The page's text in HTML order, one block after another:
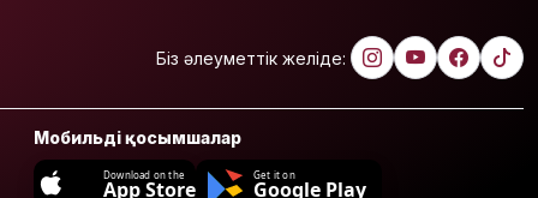
Біз әлеуметтік желіде:
Мобильді қосымшалар
Download on the
App Store
Get it on
Google Play